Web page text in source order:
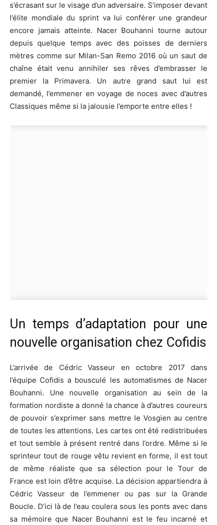
s’écrasant sur le visage d’un adversaire. S’imposer devant
l’élite mondiale du sprint va lui conférer une grandeur
encore jamais atteinte. Nacer Bouhanni tourne autour
depuis quelque temps avec des poisses de derniers
mètres comme sur Milan-San Remo 2016 où un saut de
chaîne était venu annihiler ses rêves d’embrasser le
premier la Primavera. Un autre grand saut lui est
demandé, l’emmener en voyage de noces avec d’autres
Classiques même si la jalousie l’emporte entre elles !
Un temps d’adaptation pour une
nouvelle organisation chez Cofidis
L’arrivée de Cédric Vasseur en octobre 2017 dans
l’équipe Cofidis a bousculé les automatismes de Nacer
Bouhanni. Une nouvelle organisation au sein de la
formation nordiste a donné la chance à d’autres coureurs
de pouvoir s’exprimer sans mettre le Vosgien au centre
de toutes les attentions. Les cartes ont été redistribuées
et tout semble à présent rentré dans l’ordre. Même si le
sprinteur tout de rouge vêtu revient en forme, il est tout
de même réaliste que sa sélection pour le Tour de
France est loin d’être acquise. La décision appartiendra à
Cédric Vasseur de l’emmener ou pas sur la Grande
Boucle. D’ici là de l’eau coulera sous les ponts avec dans
sa mémoire que Nacer Bouhanni est le feu incarné et